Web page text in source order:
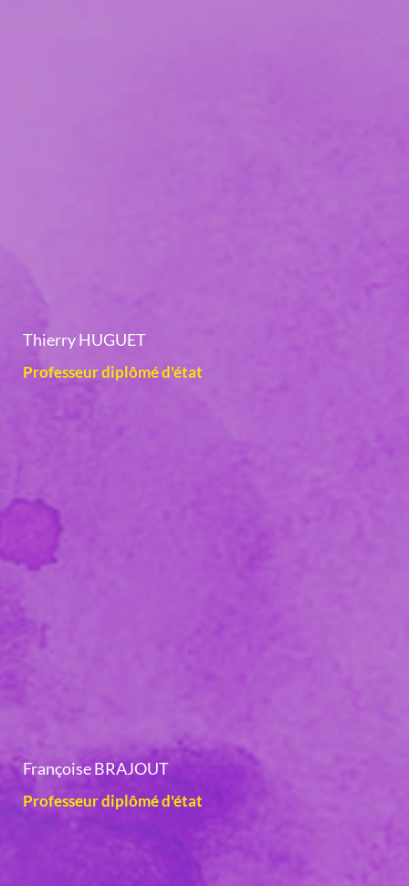
Thierry HUGUET
Professeur diplômé d'état
Françoise BRAJOUT
Professeur diplômé d'état